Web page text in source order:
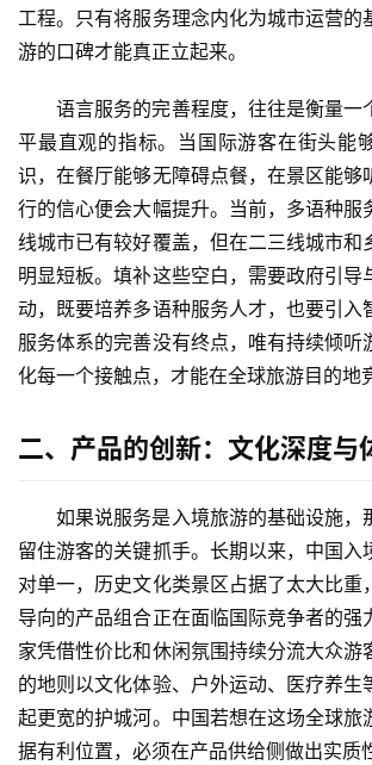
工程。只有将服务理念内化为城市运营的
游的口碑才能真正立起来。
语言服务的完善程度，往往是衡量一
平最直观的指标。当国际游客在街头能
识，在餐厅能够无障碍点餐，在景区能够
行的信心便会大幅提升。当前，多语种服
线城市已有较好覆盖，但在二三线城市和
明显短板。填补这些空白，需要政府引导
动，既要培养多语种服务人才，也要引入
服务体系的完善没有终点，唯有持续倾听
化每一个接触点，才能在全球旅游目的地
二、产品的创新：文化深度与
如果说服务是入境旅游的基础设施，
留住游客的关键抓手。长期以来，中国入
对单一，历史文化类景区占据了太大比重
导向的产品组合正在面临国际竞争者的强
家凭借性价比和休闲氛围持续分流大众游
的地则以文化体验、户外运动、医疗养生
起更宽的护城河。中国若想在这场全球旅
据有利位置，必须在产品供给侧做出实质